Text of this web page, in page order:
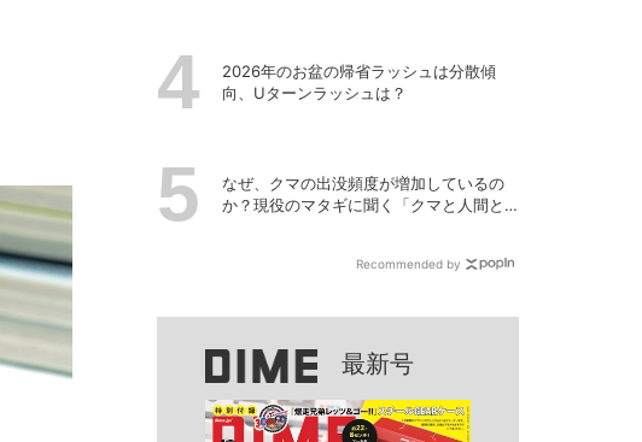
2026年のお盆の帰省ラッシュは分散傾
向、Uターンラッシュは？
なぜ、クマの出没頻度が増加しているの
か？現役のマタギに聞く「クマと人間と
Recommended by
最新号